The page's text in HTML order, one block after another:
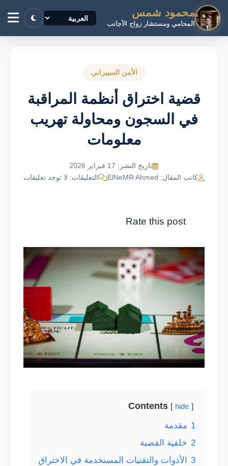
محمود شمس
المحامي ومستشار زواج الأجانب
الأمن السيبراني
قضية اختراق أنظمة المراقبة
في السجون ومحاولة تهريب
معلومات
تاريخ النشر: 17 فبراير 2026
كاتب المقال: ElNeMR Ahmed
التعليقات: لا توجد تعليقات
Rate this post
Contents hide
1 مقدمة
2 خلفية القضية
3
الأدوات والتقنيات المستخدمة في الاختراق